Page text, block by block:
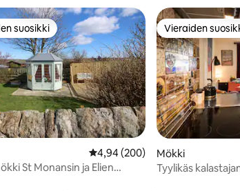
5, 128 arvostelua
parhaimmistoa
suosikki
Keskimääräinen arvio 4,94/5,
4,94 (200)
St Monansin ja Elien
Vieraiden
Vieraiden
Mökki
Tyylikäs